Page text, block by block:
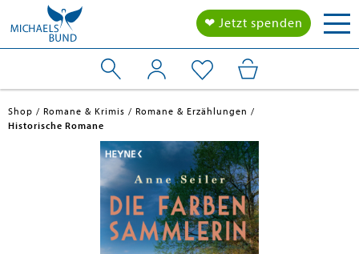
❤ Jetzt spenden
Shop Romane & Krimis
Romane & Erzählungen
Historische Romane